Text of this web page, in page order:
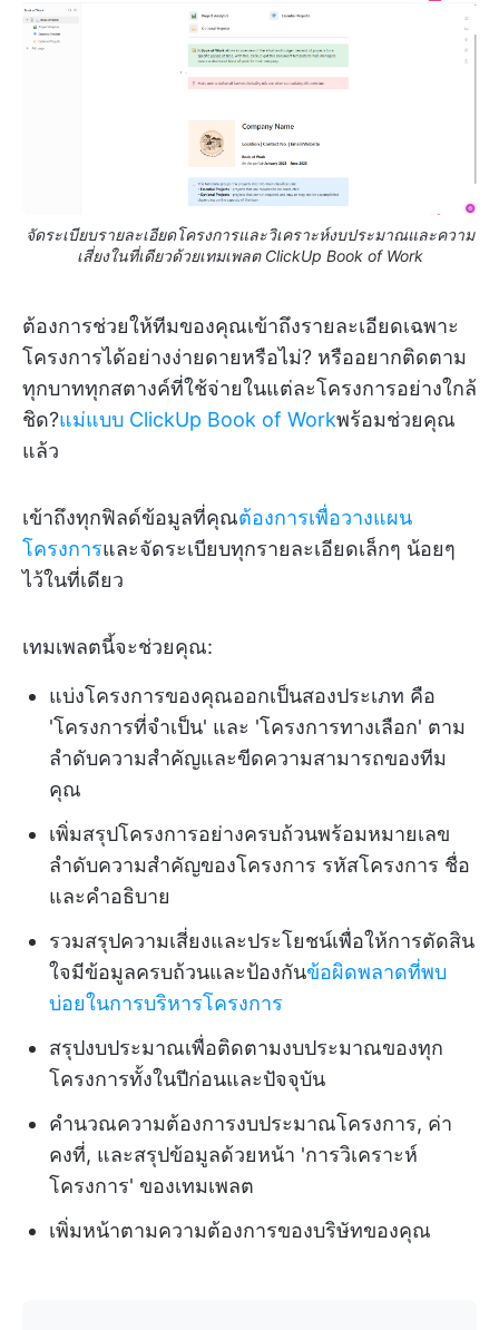
จัดระเบียบรายละเอียดโครงการและวิเคราะห์งบประมาณและความ
เสี่ยงในที่เดียวด้วยเทมเพลต ClickUp Book of Work
ต้องการช่วยให้ทีมของคุณเข้าถึงรายละเอียดเฉพาะ
โครงการได้อย่างง่ายดายหรือไม่? หรืออยากติดตาม
ทุกบาททุกสตางค์ที่ใช้จ่ายในแต่ละโครงการอย่างใกล้
ชิด?แม่แบบ ClickUp Book of Workพร้อมช่วยคุณ
แล้ว
เข้าถึงทุกฟิลด์ข้อมูลที่คุณต้องการเพื่อวางแผน
โครงการและจัดระเบียบทุกรายละเอียดเล็กๆ น้อยๆ
ไว้ในที่เดียว
เทมเพลตนี้จะช่วยคุณ:
แบ่งโครงการของคุณออกเป็นสองประเภท คือ
'โครงการที่จำเป็น' และ 'โครงการทางเลือก' ตาม
ลำดับความสำคัญและขีดความสามารถของทีม
คุณ
เพิ่มสรุปโครงการอย่างครบถ้วนพร้อมหมายเลข
ลำดับความสำคัญของโครงการ รหัสโครงการ ชื่อ
และคำอธิบาย
รวมสรุปความเสี่ยงและประโยชน์เพื่อให้การตัดสิน
ใจมีข้อมูลครบถ้วนและป้องกันข้อผิดพลาดที่พบ
บ่อยในการบริหารโครงการ
สรุปงบประมาณเพื่อติดตามงบประมาณของทุก
โครงการทั้งในปีก่อนและปัจจุบัน
คำนวณความต้องการงบประมาณโครงการ, ค่า
คงที่, และสรุปข้อมูลด้วยหน้า 'การวิเคราะห์
โครงการ' ของเทมเพลต
เพิ่มหน้าตามความต้องการของบริษัทของคุณ